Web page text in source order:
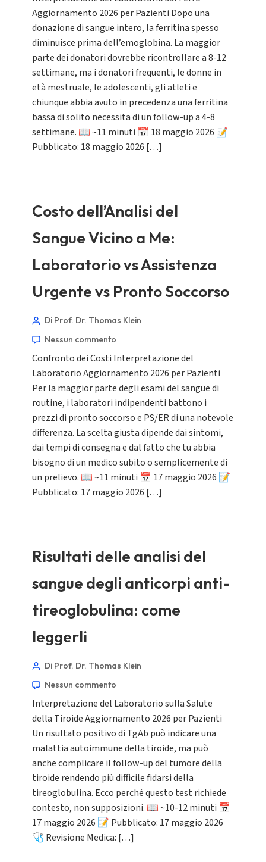
Aggiornamento 2026 per Pazienti Dopo una
donazione di sangue intero, la ferritina spesso
diminuisce prima dell’emoglobina. La maggior
parte dei donatori dovrebbe ricontrollare a 8-12
settimane, ma i donatori frequenti, le donne in
età mestruale, le adolescenti, gli atleti e
chiunque abbia avuto in precedenza una ferritina
bassa di solito necessita di un follow-up a 4-8
settimane. 📖 ~11 minuti 📅 18 maggio 2026 📝
Pubblicato: 18 maggio 2026 […]
Costo dell’Analisi del
Sangue Vicino a Me:
Laboratorio vs Assistenza
Urgente vs Pronto Soccorso
Di Prof. Dr. Thomas Klein
Nessun commento
Confronto dei Costi Interpretazione del
Laboratorio Aggiornamento 2026 per Pazienti
Per la maggior parte degli esami del sangue di
routine, i laboratori indipendenti battono i
prezzi di pronto soccorso e PS/ER di una notevole
differenza. La scelta giusta dipende dai sintomi,
dai tempi di consegna e dal fatto che tu abbia
bisogno di un medico subito o semplicemente di
un prelievo. 📖 ~11 minuti 📅 17 maggio 2026 📝
Pubblicato: 17 maggio 2026 […]
Risultati delle analisi del
sangue degli anticorpi anti-
tireoglobulina: come
leggerli
Di Prof. Dr. Thomas Klein
Nessun commento
Interpretazione del Laboratorio sulla Salute
della Tiroide Aggiornamento 2026 per Pazienti
Un risultato positivo di TgAb può indicare una
malattia autoimmune della tiroide, ma può
anche complicare il follow-up del tumore della
tiroide rendendo più difficile fidarsi della
tireoglobulina. Ecco perché questo test richiede
contesto, non supposizioni. 📖 ~10-12 minuti 📅
17 maggio 2026 📝 Pubblicato: 17 maggio 2026
🩺 Revisione Medica: […]